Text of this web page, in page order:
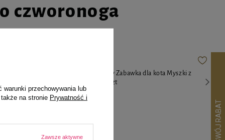
czworonoga
Camon Cat Toy Zabawka dla kota Myszki z
kocimiętką 3 szt
warunki przechowywania lub
na stronie Prywatność i
Zawsze aktywne